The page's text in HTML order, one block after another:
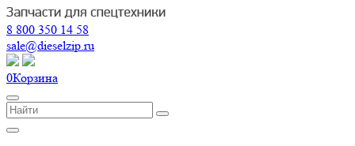
8 800 350 14 58
sale@dieselzip.ru
0Корзина